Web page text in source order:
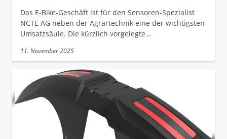
Das E-Bike-Geschäft ist für den Sensoren-Spezialist
NCTE AG neben der Agrartechnik eine der wichtigsten
Umsatzsäule. Die kürzlich vorgelegte…
11. November 2025